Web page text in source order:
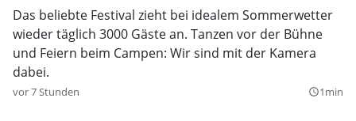
Das beliebte Festival zieht bei idealem Sommerwetter
wieder täglich 3000 Gäste an. Tanzen vor der Bühne
und Feiern beim Campen: Wir sind mit der Kamera
dabei.
vor 7 Stunden query_builder1min